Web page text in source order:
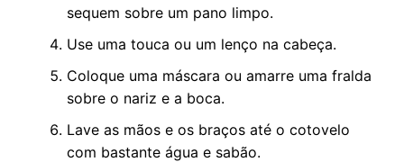
sequem sobre um pano limpo.
Use uma touca ou um lenço na cabeça.
Coloque uma máscara ou amarre uma fralda
sobre o nariz e a boca.
Lave as mãos e os braços até o cotovelo
com bastante água e sabão.